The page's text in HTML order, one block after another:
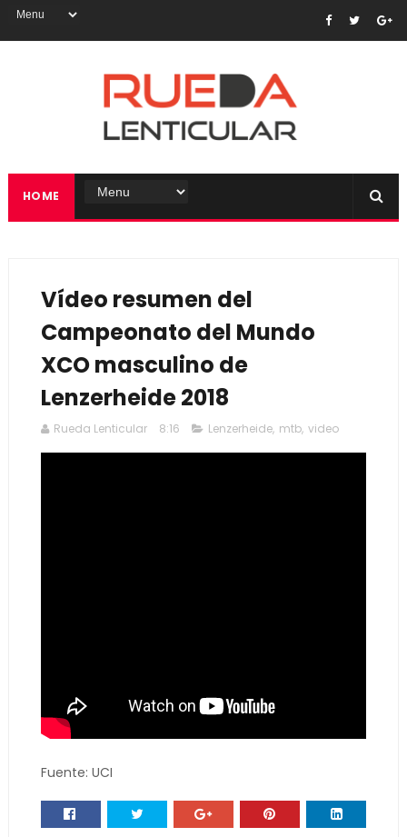
HOME
Vídeo resumen del
Campeonato del Mundo
XCO masculino de
Lenzerheide 2018
Rueda Lenticular 8:16 Lenzerheide, mtb, video
Fuente: UCI